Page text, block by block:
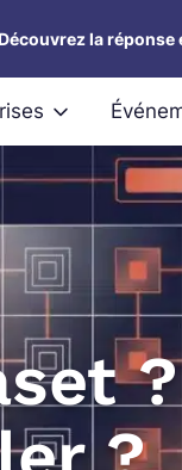
la réponse
?